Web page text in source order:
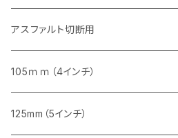
セグメントタイプ（一般道路カッター用
セグメント（一般道路カッター用
埋設鋳鉄管工事対応タイプ
セグメント（特殊凸凹加工チップ）
セグメント
セグメント（特殊凸凹加工チップ）
405mm（16インチ）
セグメント
セグメント（一般道路カッター用
473mm（18インチ）
セグメント（一般道路カッター用
セグメントタイプ
305mm（12インチ）
セグメント
セグメント（特殊凸凹加工チップ）
355mm（14インチ）
セグメント
405mm（16インチ）
砥石（補強綱入り）
砥石（補強綱入り）
355mm（14インチ）
砥石（補強綱入り）
305mm（12インチ）
砥石（補強綱入り）
355mm（14インチ）
砥石（補強綱入り）
アスファルト切断用
255ｍｍ（10インチ）
一般道路カッター用
305ｍｍ（12インチ）
105ｍｍ（4インチ）
タイル切断用
125mm（5インチ）